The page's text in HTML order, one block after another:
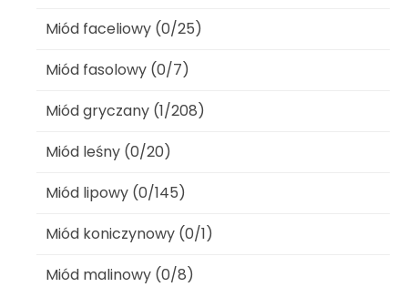
Miód faceliowy (0/25)
Miód fasolowy (0/7)
Miód gryczany (1/208)
Miód leśny (0/20)
Miód lipowy (0/145)
Miód koniczynowy (0/1)
Miód malinowy (0/8)